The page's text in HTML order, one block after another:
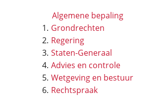
Algemene bepaling
Grondrechten
Regering
Staten-Generaal
Advies en controle
Wetgeving en bestuur
Rechtspraak